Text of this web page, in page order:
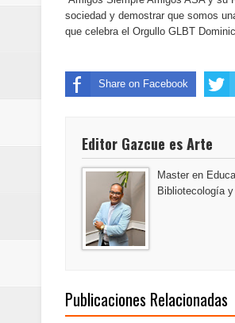
SEPROI
Humano
minutos
sociedad y demostrar que somos
que celebra el Orgullo GLBT
Share on Facebook
Editor Gazcue es Arte
Master en
Bibliotecología
Publicaciones Relacionadas